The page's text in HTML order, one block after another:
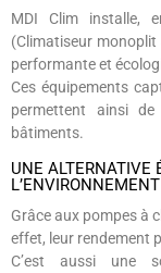
MDI Clim installe,
(Climatiseur monoplit
performante et
Ces équipements
permettent ainsi
bâtiments.
UNE ALTERNATIVE
L’ENVIRONNEMENT
Grâce aux pompes à
effet, leur rendement
C’est aussi une